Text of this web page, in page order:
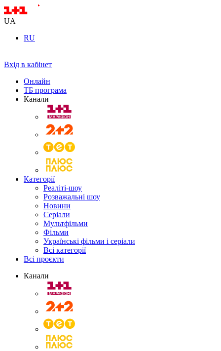
UA
RU
Вхід в кабінет
Онлайн
ТБ програма
Канали
Категорії
Реаліті-шоу
Розважальні шоу
Новини
Серіали
Мультфільми
Фільми
Українські фільми і серіали
Всі категорії
Всі проєкти
Канали